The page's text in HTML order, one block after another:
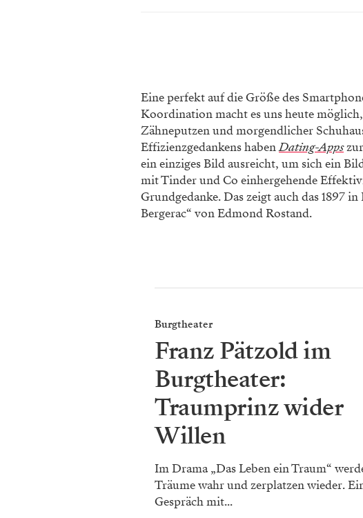
Eine perfekt auf die Größe des
Koordination macht es uns heute
Zähneputzen und morgendlicher
Effizienzgedankens habenDating-Appszur
ein einziges Bild ausreicht, um sich ein
mit Tinder und Co einhergehende
Grundgedanke. Das zeigt auch das 1897
Bergerac“ von Edmond Rostand.
Burgtheater
Franz Pätzold im
Burgtheater:
Traumprinz wider
Willen
Im Drama „Das Leben ein Traum“
Träume wahr und zerplatzen wieder.
Gespräch mit...